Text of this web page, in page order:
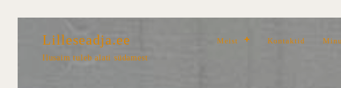
Lilleseadja.ee
Ilusaim tuleb alati südamest
Meist Kontaktid